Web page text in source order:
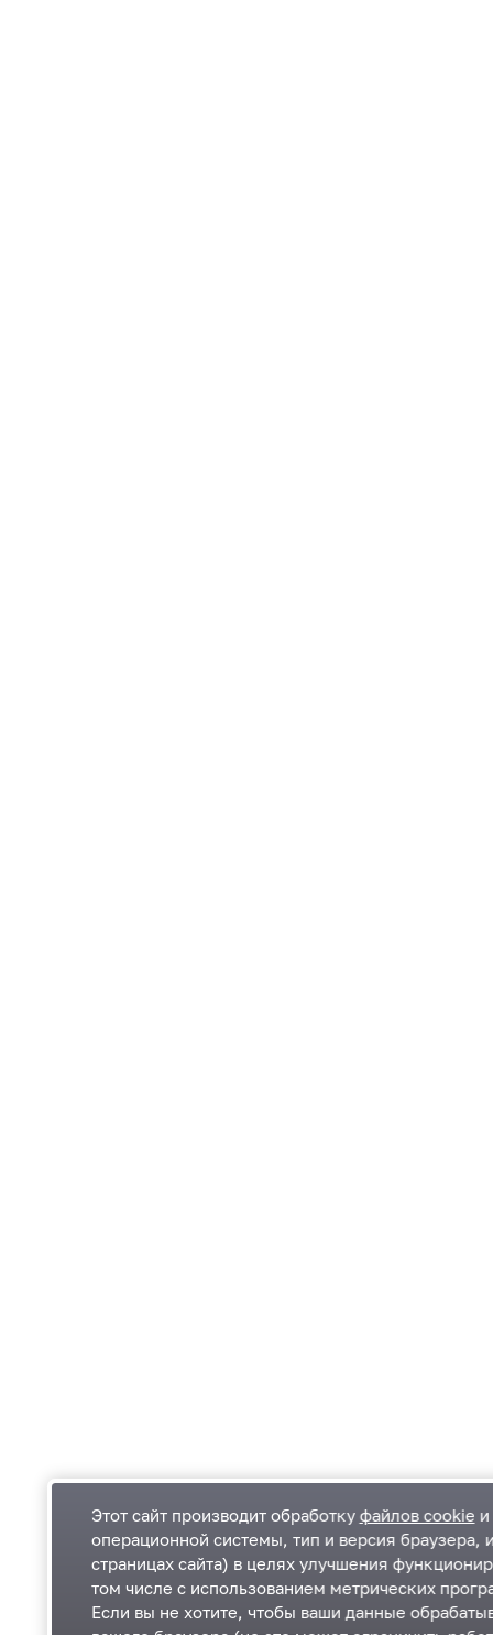
Одинцовский городской округ Московской
области
143000, Московская область, г. Одинцово,
Этот сайт производит обработку файлов cookie
операционной системы, тип и версия браузера,
страницах сайта) в целях улучшения
том числе с использованием метрических
Если вы не хотите, чтобы ваши данные